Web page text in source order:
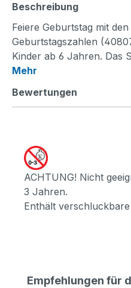
Beschreibung
Feiere Geburtstag mit den
Geburtstagszahlen
Kinder ab 6 Jahren. Das
Mehr
Bewertungen
ACHTUNG! Nicht
3 Jahren.
Enthält verschluckbare
Produktgalerie
Empfehlungen für